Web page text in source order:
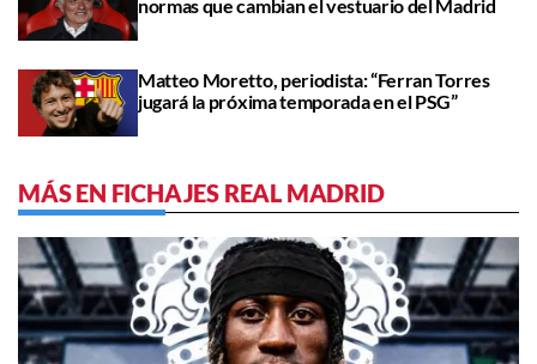
normas que cambian el vestuario del Madrid
Matteo Moretto, periodista: “Ferran Torres
jugará la próxima temporada en el PSG”
MÁS EN FICHAJES REAL MADRID